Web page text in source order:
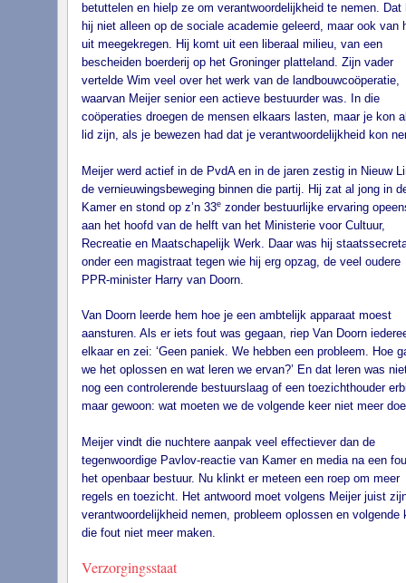
betuttelen en hielp ze om verantwoordelijkheid te nemen. Dat
hij niet alleen op de sociale academie geleerd, maar ook van
uit meegekregen. Hij komt uit een liberaal milieu, van een
bescheiden boerderij op het Groninger platteland. Zijn vader
vertelde Wim veel over het werk van de landbouwcoöperatie,
waarvan Meijer senior een actieve bestuurder was. In die
coöperaties droegen de mensen elkaars lasten, maar je kon
lid zijn, als je bewezen had dat je verantwoordelijkheid kon
Meijer werd actief in de PvdA en in de jaren zestig in Nieuw
de vernieuwingsbeweging binnen die partij. Hij zat al jong in
Kamer en stond op z’n 33ezonder bestuurlijke ervaring
aan het hoofd van de helft van het Ministerie voor Cultuur,
Recreatie en Maatschapelijk Werk. Daar was hij
onder een magistraat tegen wie hij erg opzag, de veel oudere
PPR-minister Harry van Doorn.
Van Doorn leerde hem hoe je een ambtelijk apparaat moest
aansturen. Als er iets fout was gegaan, riep Van Doorn
elkaar en zei: ‘Geen paniek. We hebben een probleem. Hoe
we het oplossen en wat leren we ervan?’ En dat leren was
nog een controlerende bestuurslaag of een toezichthouder
maar gewoon: wat moeten we de volgende keer niet meer
Meijer vindt die nuchtere aanpak veel effectiever dan de
tegenwoordige Pavlov-reactie van Kamer en media na een
het openbaar bestuur. Nu klinkt er meteen een roep om meer
regels en toezicht. Het antwoord moet volgens Meijer juist
verantwoordelijkheid nemen, probleem oplossen en volgende
die fout niet meer maken.
Verzorgingsstaat